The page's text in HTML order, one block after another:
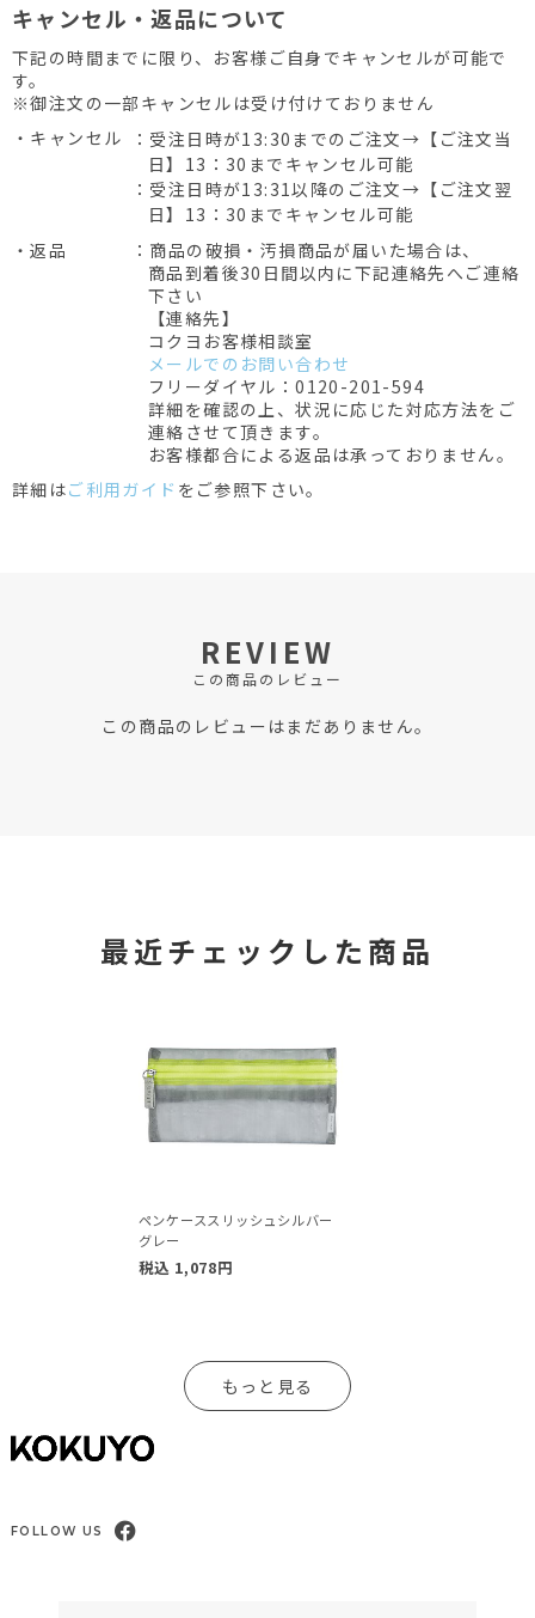
キャンセル・返品について
下記の時間までに限り、お客様ご自身でキャンセルが可能で
す。
※御注文の一部キャンセルは受け付けておりません
・キャンセル
：受注日時が13:30までのご注文→【ご注文当
日】13：30までキャンセル可能
：受注日時が13:31以降のご注文→【ご注文翌
日】13：30までキャンセル可能
・返品
：商品の破損・汚損商品が届いた場合は、
商品到着後30日間以内に下記連絡先へご連絡
下さい
【連絡先】
コクヨお客様相談室
メールでのお問い合わせ
フリーダイヤル：0120-201-594
詳細を確認の上、状況に応じた対応方法をご
連絡させて頂きます。
お客様都合による返品は承っておりません。
詳細はご利用ガイド をご参照下さい。
REVIEW
この商品のレビュー
この商品のレビューはまだありません。
最近チェックした商品
ペンケーススリッシュシルバー
グレー
税込 1,078円
もっと見る
FOLLOW US